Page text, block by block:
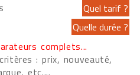
complets...
: prix, nouveauté,
etc....